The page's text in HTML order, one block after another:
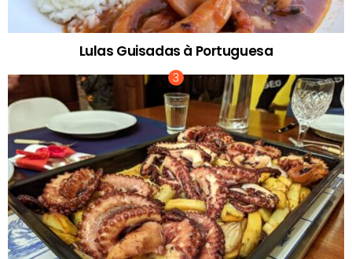
Lulas Guisadas à Portuguesa